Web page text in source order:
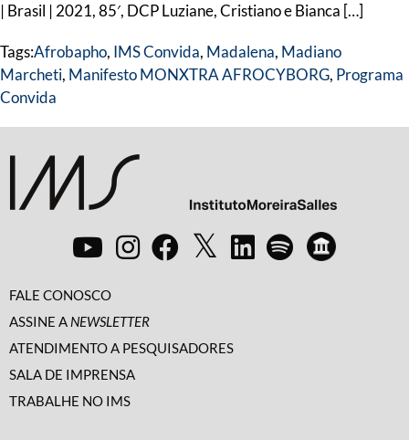
| Brasil | 2021, 85′, DCP Luziane, Cristiano e Bianca […]
Tags:Afrobapho, IMS Convida, Madalena, Madiano
Marcheti, Manifesto MONXTRA AFROCYBORG, Programa
Convida
FALE CONOSCO
ASSINE A NEWSLETTER
ATENDIMENTO A PESQUISADORES
SALA DE IMPRENSA
TRABALHE NO IMS